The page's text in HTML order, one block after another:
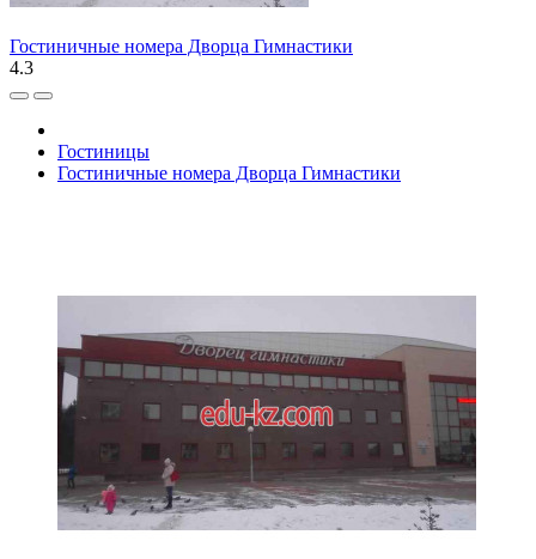
Гостиничные номера Дворца Гимнастики
4.3
Гостиницы
Гостиничные номера Дворца Гимнастики